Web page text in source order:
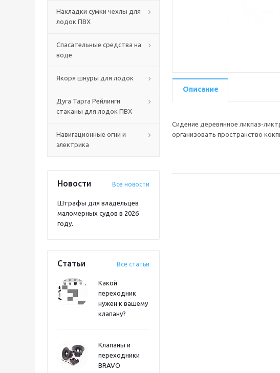
Накладки сумки чехлы для
лодок ПВХ
Спасательные средства на
воде
Якоря шнуры для лодок
Дуга Тарга Рейлинги
стаканы для лодок ПВХ
Навигационные огни и
электрика
Новости Все новости
Штрафы для владельцев
маломерных судов в 2026
году.
Статьи Все статьи
Какой
переходник
нужен к вашему
клапану?
Клапаны и
переходники
BRAVO
Описание
Сидение деревянное ликпаз-
организовать пространство